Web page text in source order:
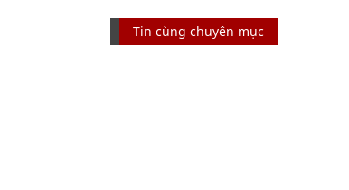
Tin cùng chuyên mục